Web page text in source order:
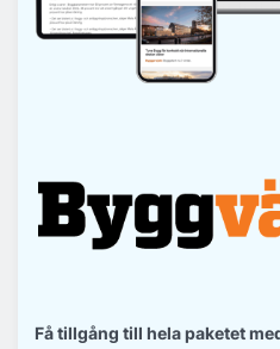
Få tillgång till hela paketet